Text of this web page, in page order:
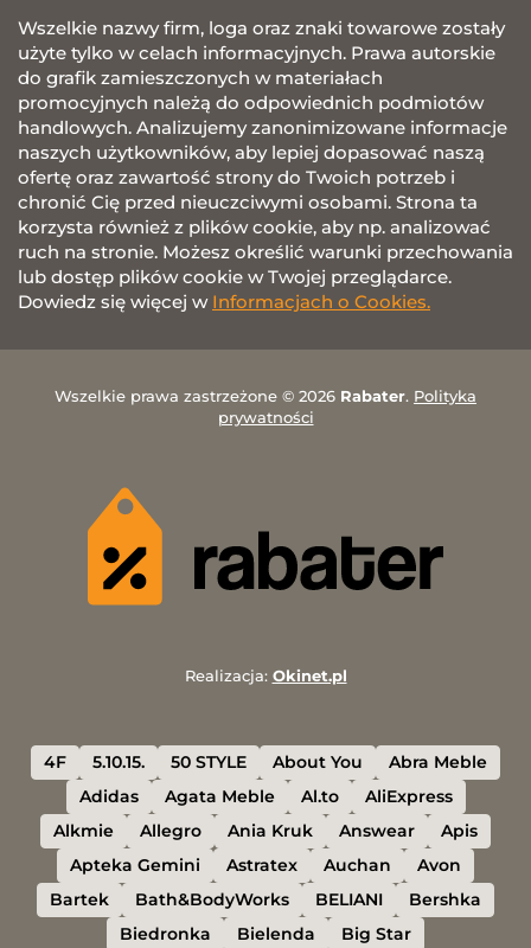
Wszelkie nazwy firm, loga oraz znaki towarowe zostały
użyte tylko w celach informacyjnych. Prawa autorskie
do grafik zamieszczonych w materiałach
promocyjnych należą do odpowiednich podmiotów
handlowych. Analizujemy zanonimizowane informacje
naszych użytkowników, aby lepiej dopasować naszą
ofertę oraz zawartość strony do Twoich potrzeb i
chronić Cię przed nieuczciwymi osobami. Strona ta
korzysta również z plików cookie, aby np. analizować
ruch na stronie. Możesz określić warunki przechowania
lub dostęp plików cookie w Twojej przeglądarce.
Dowiedz się więcej w Informacjach o Cookies.
Wszelkie prawa zastrzeżone © 2026 Rabater. Polityka
prywatności
Realizacja: Okinet.pl
4F 5.10.15. 50 STYLE About You
Abra Meble
Adidas
Agata Meble Al.to
AliExpress
Alkmie
Allegro Ania Kruk Answear
Apis
Apteka Gemini
Astratex Auchan
Avon
Bartek
Bath&BodyWorks BELIANI
Bershka
Biedronka
Bielenda Big Star